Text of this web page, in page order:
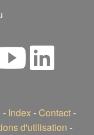
- Index- Contact-
d'utilisation -